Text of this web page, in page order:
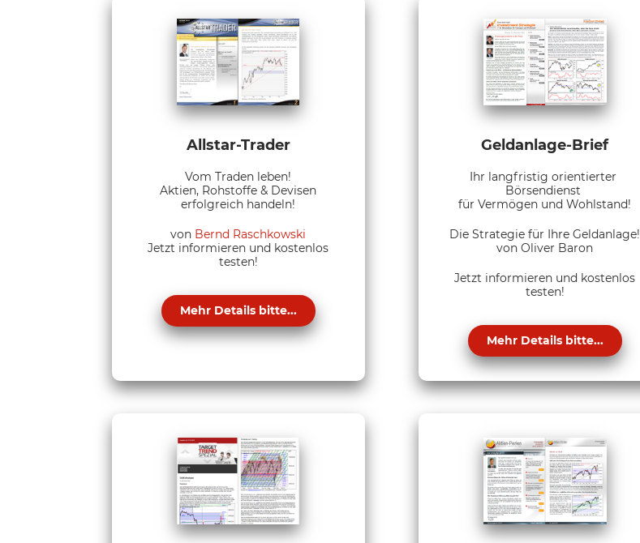
Allstar-Trader
Vom Traden leben!
Aktien, Rohstoffe & Devisen
erfolgreich handeln!
von Bernd Raschkowski
Jetzt informieren und kostenlos
testen!
Mehr Details bitte...
Geldanlage-Brief
Ihr langfristig orientierter
Börsendienst
für Vermögen und Wohlstand!
Die Strategie für Ihre Geldanlage!
von Oliver Baron
Jetzt informieren und kostenlos
testen!
Mehr Details bitte...